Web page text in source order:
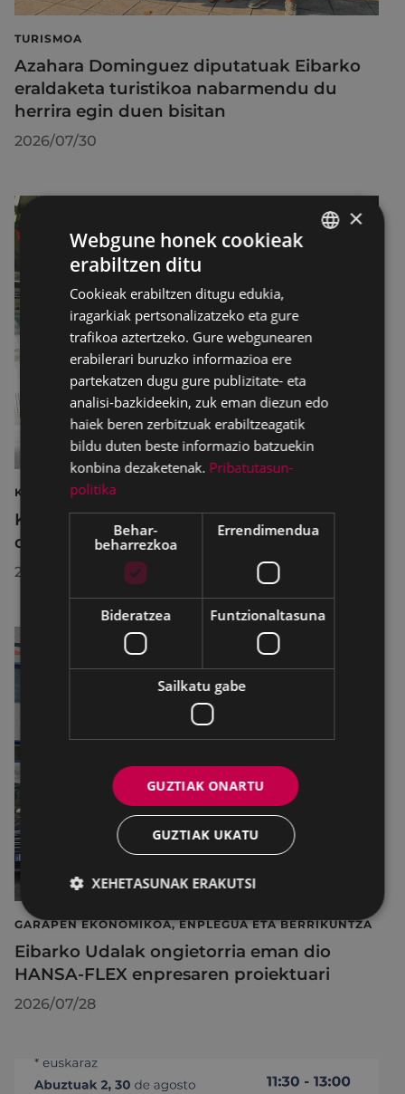
TURISMOA
Azahara Dominguez diputatuak Eibarko
eraldaketa turistikoa nabarmendu du
herrira egin duen bisitan
2026/07/30
KIROLAK
Kirol-instalazioetako ordutegiak egokitu
dira abuztuan, hobekuntza-lanak egiteko
2026/07/29
GARAPEN EKONOMIKOA, ENPLEGUA ETA BERRIKUNTZA
Eibarko Udalak ongietorria eman dio
HANSA-FLEX enpresaren proiektuari
2026/07/28
×
Webgune honek cookieak
erabiltzen ditu
Cookieak erabiltzen ditugu edukia,
iragarkiak pertsonalizatzeko eta gure
trafikoa aztertzeko. Gure webgunearen
erabilerari buruzko informazioa ere
partekatzen dugu gure publizitate- eta
analisi-bazkideekin, zuk eman diezun edo
haiek beren zerbitzuak erabiltzeagatik
bildu duten beste informazio batzuekin
konbina dezaketenak. Pribatutasun-
politika
Behar-
beharrezkoa
Errendimendua
Bideratzea Funtzionaltasuna
Sailkatu gabe
GUZTIAK ONARTU
GUZTIAK UKATU
XEHETASUNAK ERAKUTSI